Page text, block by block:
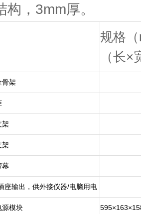
，3mm厚。
规格
（长
骨架
架
架
幕
座输出，供外接仪器/电脑用电
源模块